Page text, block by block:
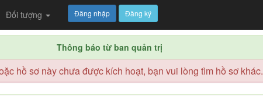
Đối tượng Đăng nhập Đăng ký
Thông báo từ ban quản trị
hồ sơ này chưa được kích hoạt, bạn vui lòng tìm hồ sơ khác.